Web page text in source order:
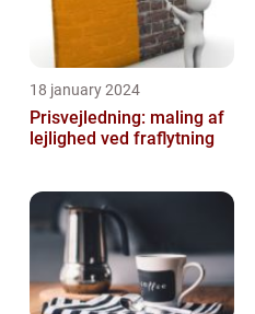
18 january 2024
Prisvejledning: maling af
lejlighed ved fraflytning